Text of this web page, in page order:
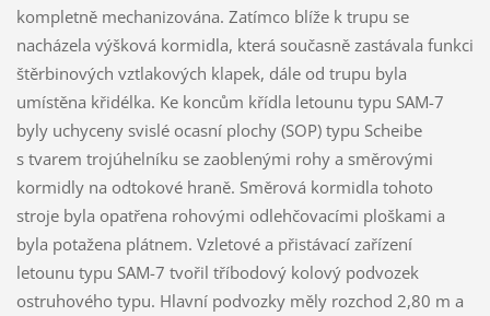
kompletně mechanizována. Zatímco blíže k trupu se
nacházela výšková kormidla, která současně zastávala funkci
štěrbinových vztlakových klapek, dále od trupu byla
umístěna křidélka. Ke koncům křídla letounu typu SAM-7
byly uchyceny svislé ocasní plochy (SOP) typu Scheibe
s tvarem trojúhelníku se zaoblenými rohy a směrovými
kormidly na odtokové hraně. Směrová kormidla tohoto
stroje byla opatřena rohovými odlehčovacími ploškami a
byla potažena plátnem. Vzletové a přistávací zařízení
letounu typu SAM-7 tvořil tříbodový kolový podvozek
ostruhového typu. Hlavní podvozky měly rozchod 2,80 m a